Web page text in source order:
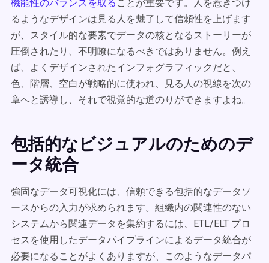
機能性のバランスを取る ことが重要です。人を惹きつけ
るようなデザインは見る人を魅了して信頼性を上げます
が、スタイル的な要素でデータの核となるストーリーが
圧倒されたり、不明瞭になるべきではありません。例え
ば、よくデザインされたインフォグラフィックだと、
色、階層、空白が戦略的に使われ、見る人の視線を次の
章へと誘導し、それで視覚的な道のりができますよね。
包括的なビジュアルのためのデ
ータ統合
強固なデータ可視化には、信頼できる包括的なデータソ
ースからの入力が求められます。組織内の関連性のない
システムから関連データを集約するには、ETL/ELT プロ
セスを使用したデータパイプラインによるデータ統合が
必要になることがよくありますが、このようなデータパ